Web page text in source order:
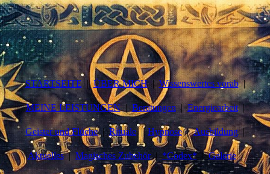
STARTSEITE ÜBER MICH Wissenswertes vorab
MEINE LEISTUNGEN Beratungen Energiearbeit
Geister und Flüche Rituale Hypnose Ausbildung
Aktuelles Magisches Zubehör *Codex* Galerie